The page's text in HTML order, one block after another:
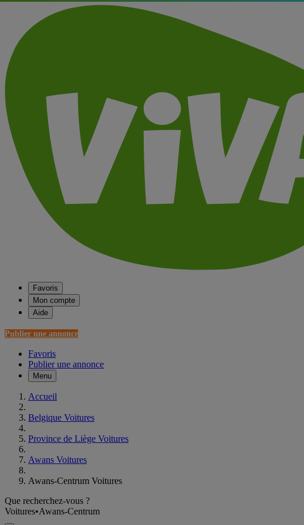
Favoris
Mon compte
Aide
Publier une annonce
Favoris
Publier une annonce
Menu
Accueil
Belgique Voitures
Province de Liège Voitures
Awans Voitures
Awans-Centrum Voitures
Que recherchez-vous ?
Voitures•Awans-Centrum